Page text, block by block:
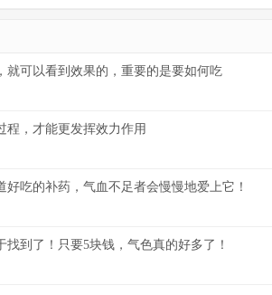
就可以看到效果的，重要的是要如何吃
程，才能更发挥效力作用
好吃的补药，气血不足者会慢慢地爱上它！
找到了！只要5块钱，气色真的好多了！